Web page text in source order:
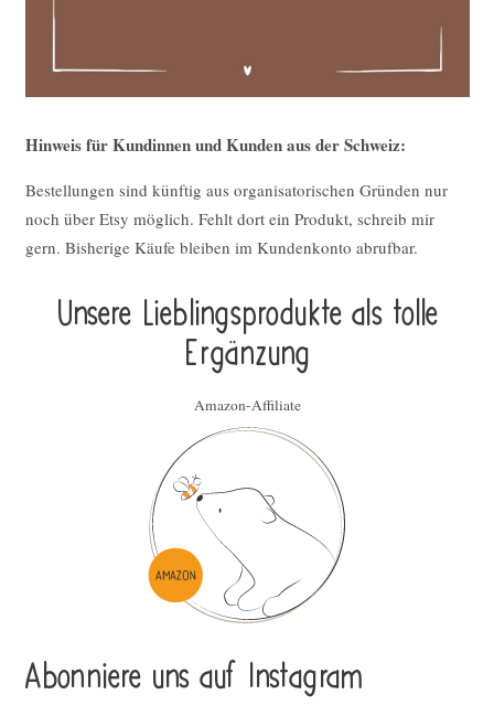
Hinweis für Kundinnen und Kunden aus der Schweiz:
Bestellungen sind künftig aus organisatorischen Gründen nur
noch über Etsy möglich. Fehlt dort ein Produkt, schreib mir
gern. Bisherige Käufe bleiben im Kundenkonto abrufbar.
Unsere Lieblings­pro­duk­te als tolle
Ergän­zung
Amazon-Affiliate
Abonniere uns auf Instagram